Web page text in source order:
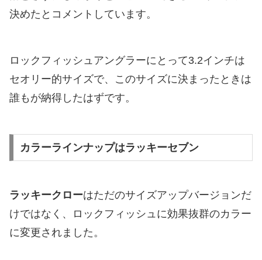
決めたとコメントしています。
ロックフィッシュアングラーにとって3.2インチは
セオリー的サイズで、このサイズに決まったときは
誰もが納得したはずです。
カラーラインナップはラッキーセブン
ラッキークローはただのサイズアップバージョンだ
けではなく、ロックフィッシュに効果抜群のカラー
に変更されました。